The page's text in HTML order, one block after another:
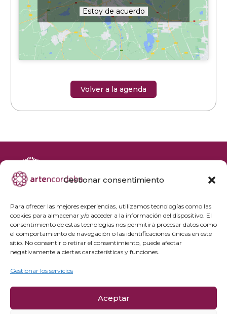
Gestionar consentimiento
Para ofrecer las mejores experiencias, utilizamos tecnologías como las
cookies para almacenar y/o acceder a la información del dispositivo. El
consentimiento de estas tecnologías nos permitirá procesar datos como
el comportamiento de navegación o las identificaciones únicas en este
sitio. No consentir o retirar el consentimiento, puede afectar
negativamente a ciertas características y funciones.
Gestionar los servicios
Aceptar
Estoy de acuerdo
Volver a la agenda
Agenda cultural
Preguntas frecuentes
Grupos privados
Política de privacidad
Política de cookies